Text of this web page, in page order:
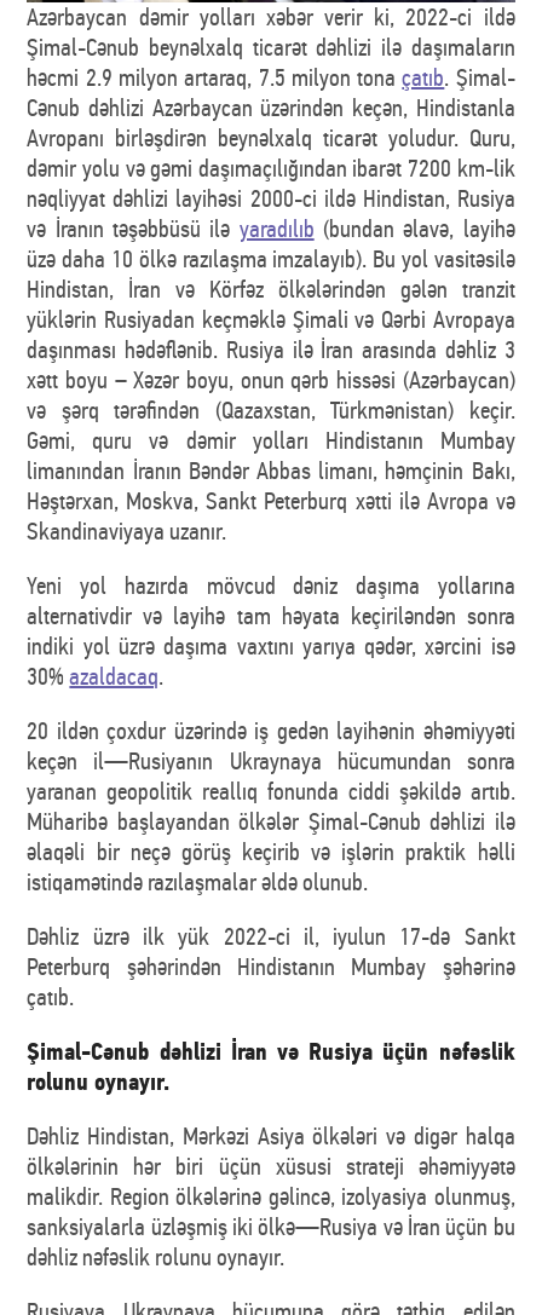
Azərbaycan dəmir yolları xəbər verir ki, 2022-ci ildə
Şimal-Cənub beynəlxalq ticarət dəhlizi ilə daşımaların
həcmi 2.9 milyon artaraq, 7.5 milyon tonaçatıb. Şimal-
Cənub dəhlizi Azərbaycan üzərindən keçən, Hindistanla
Avropanı birləşdirən beynəlxalq ticarət yoludur. Quru,
dəmir yolu və gəmi daşımaçılığından ibarət 7200 km-lik
nəqliyyat dəhlizi layihəsi 2000-ci ildə Hindistan, Rusiya
və İranın təşəbbüsü ilə yaradılıb (bundan əlavə, layihə
üzə daha 10 ölkə razılaşma imzalayıb). Bu yol vasitəsilə
Hindistan, İran və Körfəz ölkələrindən gələn tranzit
yüklərin Rusiyadan keçməklə Şimali və Qərbi Avropaya
daşınması hədəflənib. Rusiya ilə İran arasında dəhliz 3
xətt boyu – Xəzər boyu, onun qərb hissəsi (Azərbaycan)
və şərq tərəfindən (Qazaxstan, Türkmənistan) keçir.
Gəmi, quru və dəmir yolları Hindistanın Mumbay
limanından İranın Bəndər Abbas limanı, həmçinin Bakı,
Həştərxan, Moskva, Sankt Peterburq xətti ilə Avropa və
Skandinaviyaya uzanır.
Yeni yol hazırda mövcud dəniz daşıma yollarına
alternativdir və layihə tam həyata keçiriləndən sonra
indiki yol üzrə daşıma vaxtını yarıya qədər, xərcini isə
30%azaldacaq.
20 ildən çoxdur üzərində iş gedən layihənin əhəmiyyəti
keçən il—Rusiyanın Ukraynaya hücumundan sonra
yaranan geopolitik reallıq fonunda ciddi şəkildə artıb.
Müharibə başlayandan ölkələr Şimal-Cənub dəhlizi ilə
əlaqəli bir neçə görüş keçirib və işlərin praktik həlli
istiqamətində razılaşmalar əldə olunub.
Dəhliz üzrə ilk yük 2022-ci il, iyulun 17-də Sankt
Peterburq şəhərindən Hindistanın Mumbay şəhərinə
çatıb.
Şimal-Cənub dəhlizi İran və Rusiya üçün nəfəslik
rolunu oynayır.
Dəhliz Hindistan, Mərkəzi Asiya ölkələri və digər halqa
ölkələrinin hər biri üçün xüsusi strateji əhəmiyyətə
malikdir. Region ölkələrinə gəlincə, izolyasiya olunmuş,
sanksiyalarla üzləşmiş iki ölkə—Rusiya və İran üçün bu
dəhliz nəfəslik rolunu oynayır.